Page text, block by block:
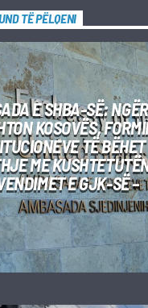
TË PËLQENI
E SHBA-SË:
KOSOVËS,
TË
ME
E GJK-SË –